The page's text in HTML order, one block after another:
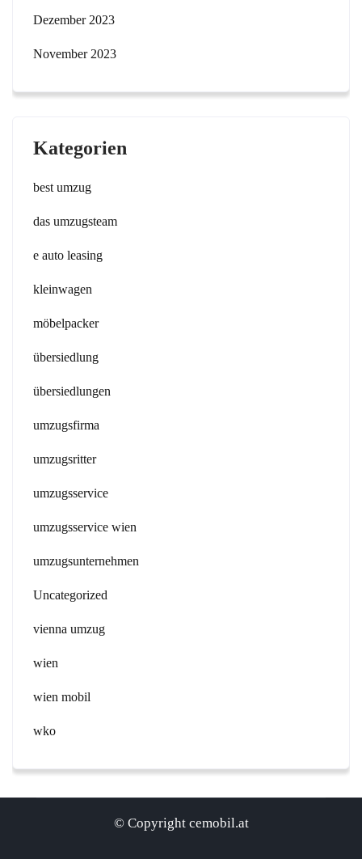
Dezember 2023
November 2023
Kategorien
best umzug
das umzugsteam
e auto leasing
kleinwagen
möbelpacker
übersiedlung
übersiedlungen
umzugsfirma
umzugsritter
umzugsservice
umzugsservice wien
umzugsunternehmen
Uncategorized
vienna umzug
wien
wien mobil
wko
© Copyright cemobil.at